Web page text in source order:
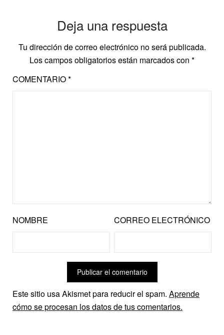
Deja una respuesta
Tu dirección de correo electrónico no será publicada.
Los campos obligatorios están marcados con *
COMENTARIO*
NOMBRE CORREO ELECTRÓNICO
Este sitio usa Akismet para reducir el spam. Aprende
cómo se procesan los datos de tus comentarios.